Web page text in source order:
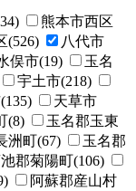
熊本市西区
(526)
八代市
俣市(19)
玉名
宇土市(218)
天草市
(8)
玉名郡玉東
洲町(67)
玉名郡
郡菊陽町(106)
阿蘇郡産山村